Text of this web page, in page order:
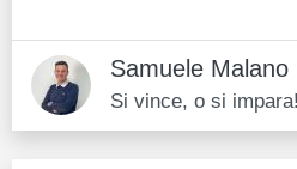
Samuele Malano
Si vince, o si impara!